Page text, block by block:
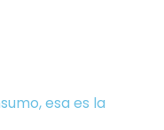
esa es la